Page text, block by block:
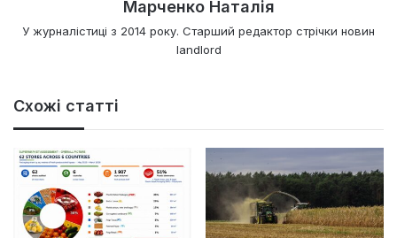
Марченко Наталія
У журналістиці з 2014 року. Старший редактор стрічки новин
landlord
Схожі статті